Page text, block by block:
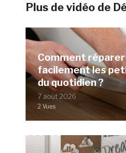
Plus de vidéo de
Comment réparer
facilement les
du quotidien ?
7 août 2026
2 Vues